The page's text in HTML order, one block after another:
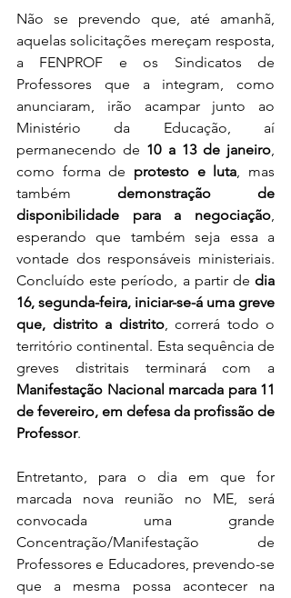
Não se prevendo que, até amanhã,
aquelas solicitações mereçam resposta,
a FENPROF e os Sindicatos de
Professores que a integram, como
anunciaram, irão acampar junto ao
Ministério da Educação, aí
permanecendo de 10 a 13 de janeiro,
como forma de protesto e luta, mas
também demonstração de
disponibilidade para a negociação,
esperando que também seja essa a
vontade dos responsáveis ministeriais.
Concluído este período, a partir de dia
16, segunda-feira, iniciar-se-á uma greve
que, distrito a distrito, correrá todo o
território continental. Esta sequência de
Manifestação Nacional marcada para 11
de fevereiro, em defesa da profissão de
Professor.
Entretanto, para o dia em que for
marcada nova reunião no ME, será
convocada uma grande
Concentração/Manifestação de
Professores e Educadores, prevendo-se
que a mesma possa acontecer na